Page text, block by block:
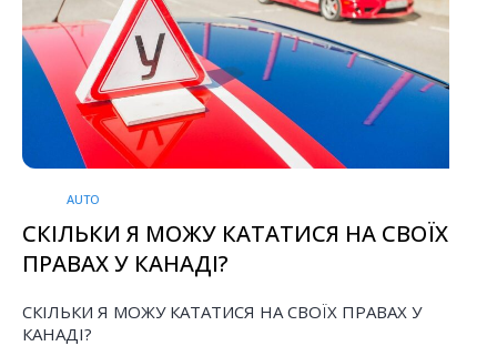
AUTO
СКІЛЬКИ Я МОЖУ КАТАТИСЯ НА СВОЇХ
ПРАВАХ У КАНАДІ?
СКІЛЬКИ Я МОЖУ КАТАТИСЯ НА СВОЇХ ПРАВАХ У
КАНАДІ?